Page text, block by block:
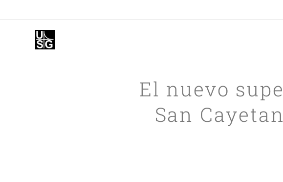
El nuevo
San